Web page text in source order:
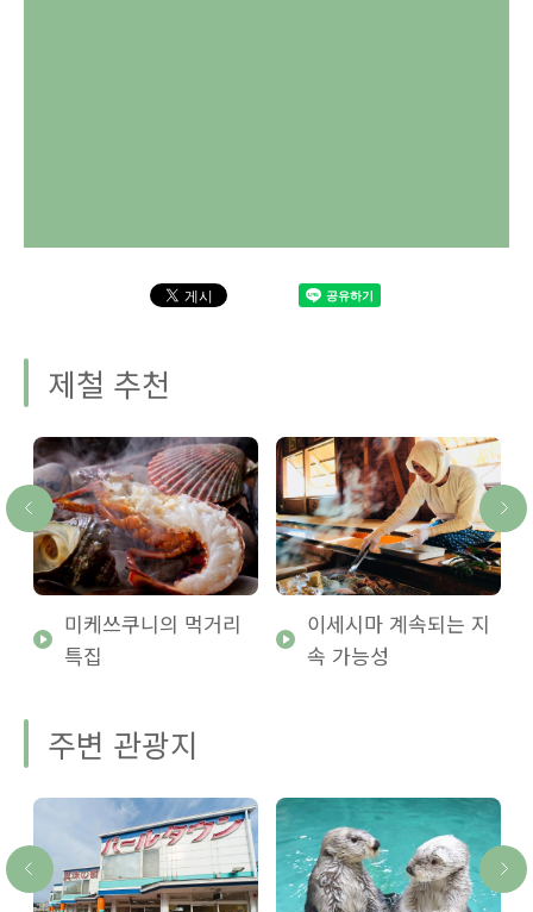
제철 추천
미케쓰쿠니의 먹거리
특집
이세시마 계속되는 지
속 가능성
주변 관광지